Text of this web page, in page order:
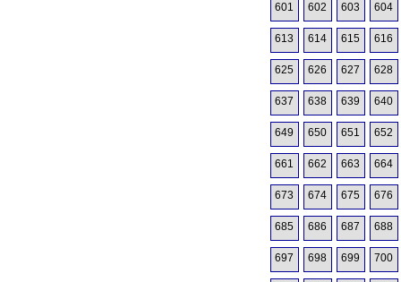
601 602 603 604
613 614 615 616
625 626 627 628
637 638 639 640
649 650 651 652
661 662 663 664
673 674 675 676
685 686 687 688
697 698 699 700